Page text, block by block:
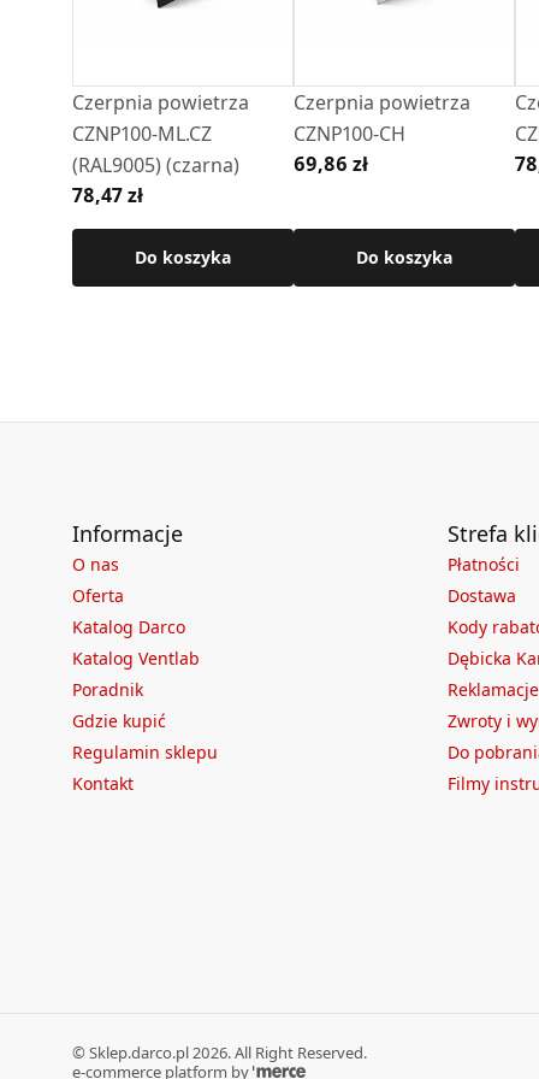
Czerpnia powietrza
CZNP100-ML.CZ
(RAL9005) (czarna)
78,47 zł
Do koszyka
Czerpnia powietrza
CZNP100-CH
69,86 zł
Do koszyka
Informacje
O nas
Oferta
Katalog Darco
Katalog Ventlab
Poradnik
Gdzie kupić
Regulamin sklepu
Kontakt
Strefa
Płatności
Dostawa
Kody
Dębicka
Reklamacje
Zwroty i
Do
Filmy
© Sklep.darco.pl 2026. All Right Reserved.
e-commerce platform by